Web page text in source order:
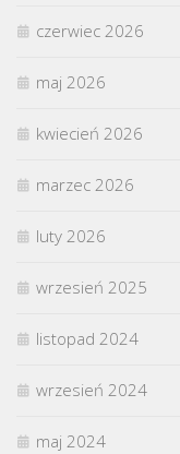
czerwiec 2026
maj 2026
kwiecień 2026
marzec 2026
luty 2026
wrzesień 2025
listopad 2024
wrzesień 2024
maj 2024